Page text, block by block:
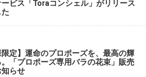
ビス「Toraコンシェル」がリリース
限定】運命のプロポーズを、最高の輝
。「プロポーズ専用バラの花束」販売
らせ